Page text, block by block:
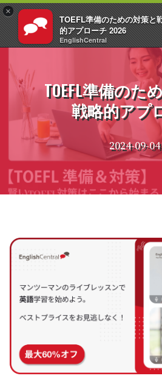
×
TOEFL準備のための対策と
的アプローチ 2026
EnglishCentral
ロ
コ
TOEFL準備のた
戦略的アプ
2024-09-04